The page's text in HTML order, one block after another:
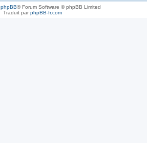
phpBB® Forum Software © phpBB Limited
Traduit parphpBB-fr.com